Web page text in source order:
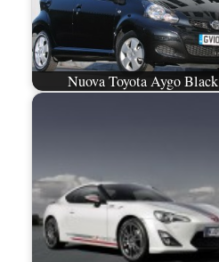
Nuova Toyota Aygo Black